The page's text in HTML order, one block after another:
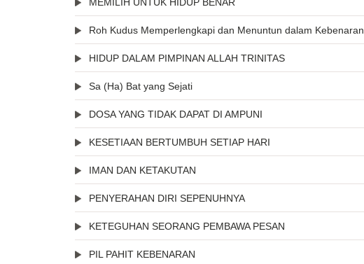
Roh Kudus Memperlengkapi dan Menuntun dalam Kebenaran
HIDUP DALAM PIMPINAN ALLAH TRINITAS
Sa (Ha) Bat yang Sejati
DOSA YANG TIDAK DAPAT DI AMPUNI
KESETIAAN BERTUMBUH SETIAP HARI
IMAN DAN KETAKUTAN
PENYERAHAN DIRI SEPENUHNYA
KETEGUHAN SEORANG PEMBAWA PESAN
PIL PAHIT KEBENARAN